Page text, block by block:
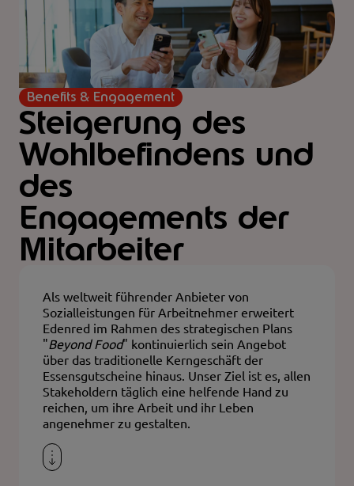
Benefits & Engagement
Steigerung des
Wohlbefindens und
des
Engagements der
Mitarbeiter
Als weltweit führender Anbieter von
Sozialleistungen für Arbeitnehmer erweitert
Edenred im Rahmen des strategischen Plans
"Beyond Food" kontinuierlich sein Angebot
über das traditionelle Kerngeschäft der
Essensgutscheine hinaus. Unser Ziel ist es, allen
Stakeholdern täglich eine helfende Hand zu
reichen, um ihre Arbeit und ihr Leben
angenehmer zu gestalten.